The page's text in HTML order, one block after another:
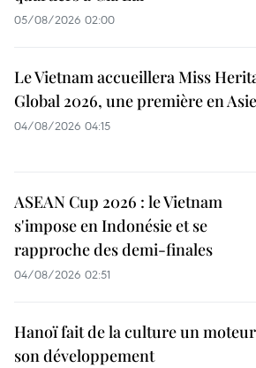
05/08/2026 02:00
Le Vietnam accueillera Miss
Global 2026, une première en Asie
04/08/2026 04:15
ASEAN Cup 2026 : le Vietnam
s'impose en Indonésie et se
rapproche des demi-finales
04/08/2026 02:51
Hanoï fait de la culture un
son développement